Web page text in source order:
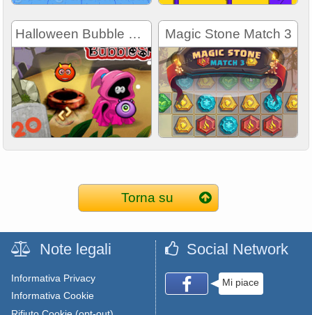
Halloween Bubble Shooter Magic Stone Match 3
Torna su
Note legali
Informativa Privacy
Informativa Cookie
Social Network
Mi piace